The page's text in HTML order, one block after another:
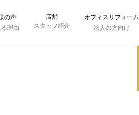
の声
理由
店舗
スタッフ紹介
オフィスリフォーム
法人の方向け